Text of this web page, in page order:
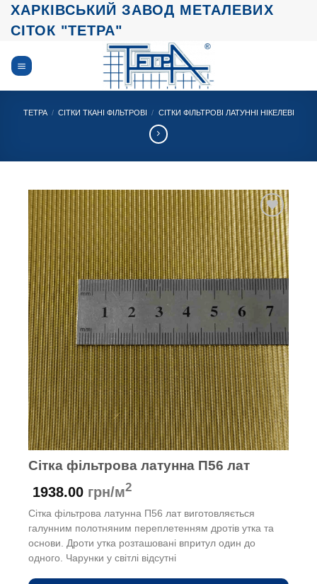
Skip
content
ХАРКІВСЬКИЙ ЗАВОД МЕТАЛЕВИХ
СІТОК "ТЕТРА"
ТЕТРА / СІТКИ ТКАНІ ФІЛЬТРОВІ / СІТКИ ФІЛЬТРОВІ ЛАТУННІ НІКЕЛЕВІ
Сітка фільтрова латунна П56 лат
1938.00 грн/м2
Сітка фільтрова латунна П56 лат виготовляється
галунним полотняним переплетенням дротів утка та
основи. Дроти утка розташовані впритул один до
одного. Чарунки у світлі відсутні